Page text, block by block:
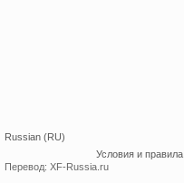
Russian (RU)
Условия и правила
Перевод: XF-Russia.ru